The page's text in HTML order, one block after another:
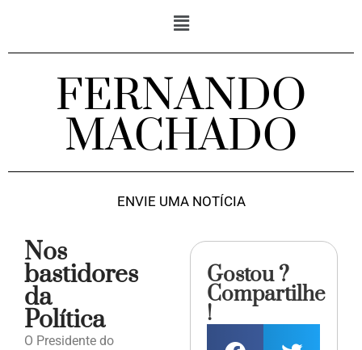
FERNANDO
MACHADO
ENVIE UMA NOTÍCIA
Nos
bastidores
da
Política
O Presidente do
Gostou ?
Compartilhe
!